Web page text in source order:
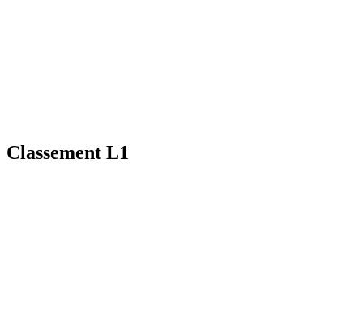
Classement L1